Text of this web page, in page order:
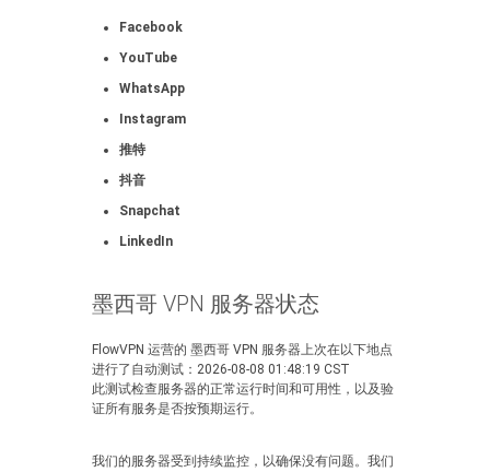
Facebook
YouTube
WhatsApp
Instagram
推特
抖音
Snapchat
LinkedIn
墨西哥 VPN 服务器状态
FlowVPN 运营的 墨西哥 VPN 服务器上次在以下地点
进行了自动测试：2026-08-08 01:48:19 CST
此测试检查服务器的正常运行时间和可用性，以及验
证所有服务是否按预期运行。
我们的服务器受到持续监控，以确保没有问题。我们